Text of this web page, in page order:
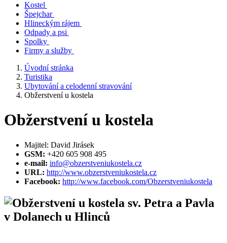
Kostel
Špejchar
Hlineckým rájem
Odpady a psi
Spolky
Firmy a služby
Úvodní stránka
Turistika
Ubytování a celodenní stravování
Obžerstvení u kostela
Obžerstvení u kostela
Majitel: David Jirásek
GSM: +420 605 908 495
e-mail: info@obzerstveniukostela.cz
URL: http://www.obzerstveniukostela.cz
Facebook: http://www.facebook.com/Obzerstveniukostela